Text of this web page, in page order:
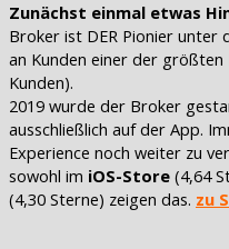
Zunächst einmal etwas
Broker ist DER Pionier unter
an Kunden einer der größten
Kunden).
2019 wurde der Broker
ausschließlich auf der App.
Experience noch weiter zu
sowohl im iOS-Store (4,64
(4,30 Sterne) zeigen das. zu